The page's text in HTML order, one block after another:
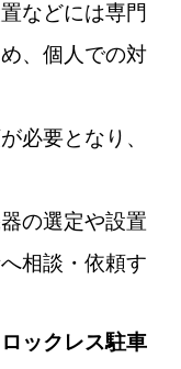
などには専門
、個人での対
必要となり、
の選定や設置
相談・依頼す
ックレス駐車